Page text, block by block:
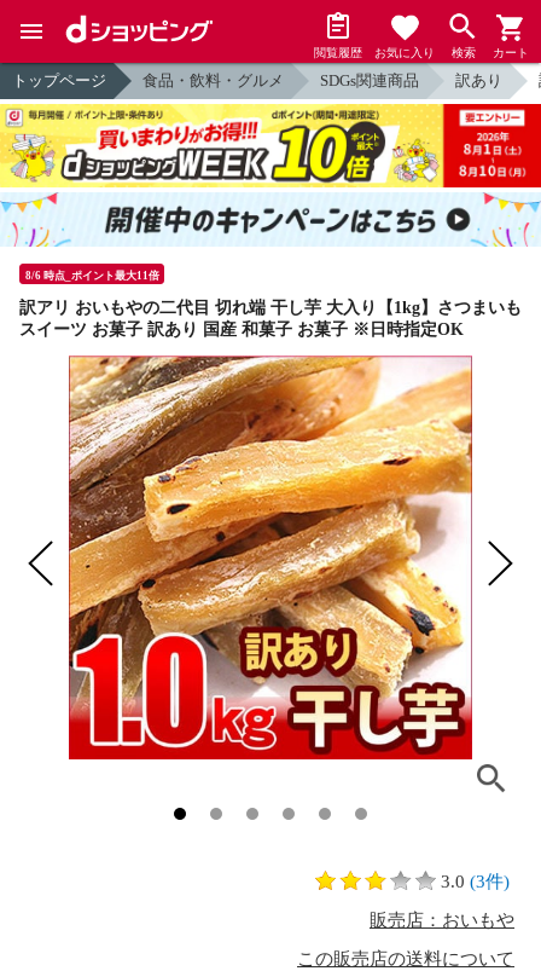
閲覧履歴 お気に入り 検索 カート
トップページ 食品・飲料・グルメ SDGs関連商品 訳あり
8/6 時点_ポイント最大11倍
訳アリ おいもやの二代目 切れ端 干し芋 大入り【1kg】さつまいも
スイーツ お菓子 訳あり 国産 和菓子 お菓子 ※日時指定OK
3.0 (3件)
販売店：おいもや
この販売店の送料について